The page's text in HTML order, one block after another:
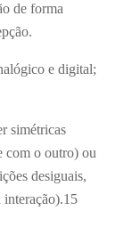
de forma
e digital;
simétricas
com o outro) ou
desiguais,
interação).15